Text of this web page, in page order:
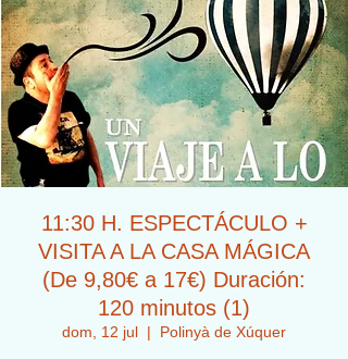
11:30 H. ESPECTÁCULO +
VISITA A LA CASA MÁGICA
(De 9,80€ a 17€) Duración:
120 minutos (1)
dom, 12 jul
  |
Polinyà de Xúquer